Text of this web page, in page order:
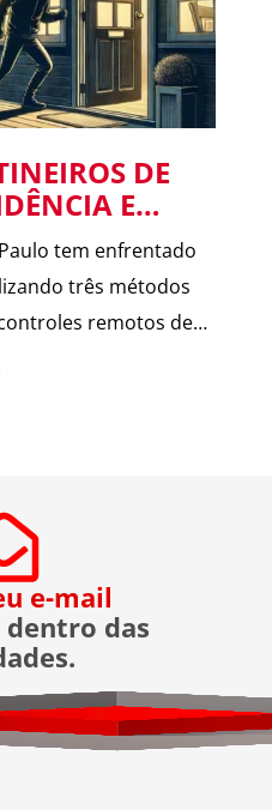
duras.
a vida útil das
limpeza eficiente.
DE
E
tem enfrentado
três métodos
remotos de
portões abertos
serviços e aumentar a
cercas e câmeras. A
em segurança,
de chegadas e
e-mail
das